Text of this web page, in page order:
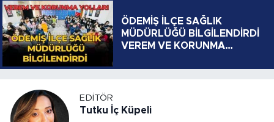
ÖDEMİŞ İLÇE SAĞLIK
MÜDÜRLÜĞÜ BİLGİLENDİRDİ
VEREM VE KORUNMA
EDITÖR
Tutku İç Küpeli